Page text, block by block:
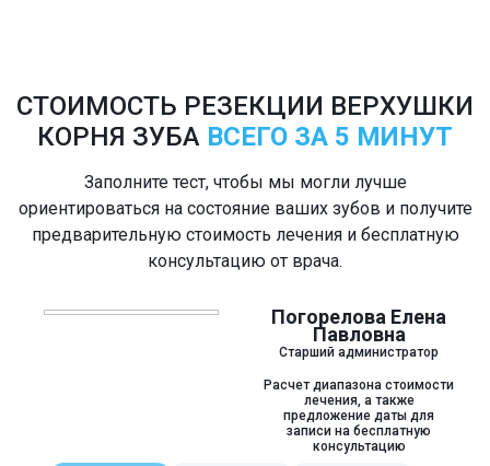
СТОИМОСТЬ РЕЗЕКЦИИ ВЕРХУШКИ
КОРНЯ ЗУБА ВСЕГО ЗА 5 МИНУТ
Заполните тест, чтобы мы могли лучше
ориентироваться на состояние ваших зубов и получите
предварительную стоимость лечения и бесплатную
консультацию от врача.
Погорелова Елена
Павловна
Старший администратор
Расчет диапазона стоимости
лечения, а также
предложение даты для
записи на бесплатную
консультацию